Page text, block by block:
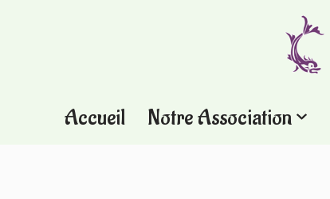
Accueil Notre Association